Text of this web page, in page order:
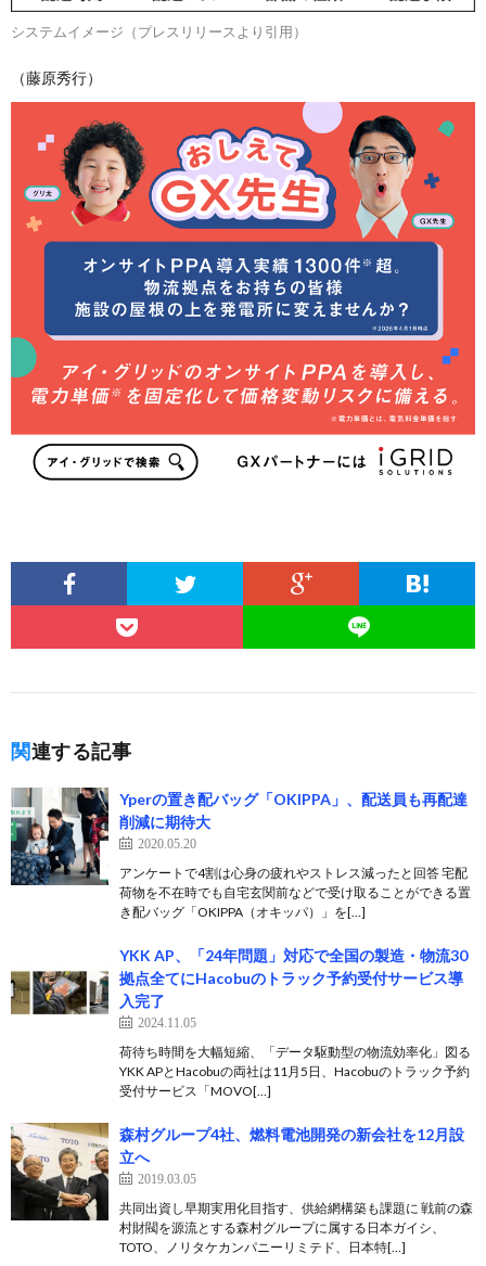
システムイメージ（プレスリリースより引用）
（藤原秀行）
関連する記事
Yperの置き配バッグ「OKIPPA」、配送員も再配達
削減に期待大
2020.05.20
アンケートで4割は心身の疲れやストレス減ったと回答 宅配
荷物を不在時でも自宅玄関前などで受け取ることができる置
き配バッグ「OKIPPA（オキッパ）」を[…]
YKK AP、「24年問題」対応で全国の製造・物流30
拠点全てにHacobuのトラック予約受付サービス導
入完了
2024.11.05
荷待ち時間を大幅短縮、「データ駆動型の物流効率化」図る
YKK APとHacobuの両社は11月5日、Hacobuのトラック予約
受付サービス「MOVO[…]
森村グループ4社、燃料電池開発の新会社を12月設
立へ
2019.03.05
共同出資し早期実用化目指す、供給網構築も課題に 戦前の森
村財閥を源流とする森村グループに属する日本ガイシ、
TOTO、ノリタケカンパニーリミテド、日本特[…]